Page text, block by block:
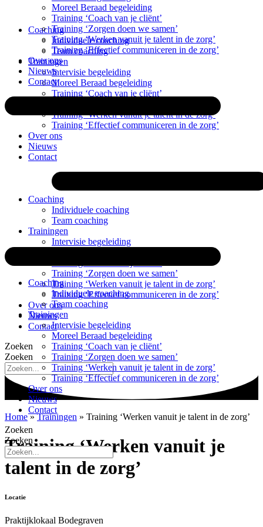
Coaching
Individuele coaching
Team coaching
Trainingen
Intervisie begeleiding
Moreel Beraad begeleiding
Training ‘Coach van je cliënt’
Training ‘Werken vanuit je talent in de zorg’
Training ‘Effectief communiceren in de zorg’
Over ons
Nieuws
Contact
Coaching
Individuele coaching
Team coaching
Trainingen
Intervisie begeleiding
Training ‘Zorgen doen we samen’
Training ‘Werken vanuit je talent in de zorg’
Training ‘Effectief communiceren in de zorg’
Over ons
Nieuws
Contact
Zoeken
Zoeken
Moreel Beraad begeleiding
Training ‘Coach van je cliënt’
Training ‘Zorgen doen we samen’
Training ‘Werken vanuit je talent in de zorg’
Training ‘Effectief communiceren in de zorg’
Over ons
Nieuws
Contact
Coaching
Individuele coaching
Team coaching
Trainingen
Intervisie begeleiding
Moreel Beraad begeleiding
Training ‘Coach van je cliënt’
Training ‘Zorgen doen we samen’
Training ‘Werken vanuit je talent in de zorg’
Training ‘Effectief communiceren in de zorg’
Over ons
Nieuws
Contact
Zoeken
Zoeken
Home»Trainingen » Training ‘Werken vanuit je talent in de zorg’
Training ‘Werken vanuit je
talent in de zorg’
Locatie
Praktijklokaal Bodegraven